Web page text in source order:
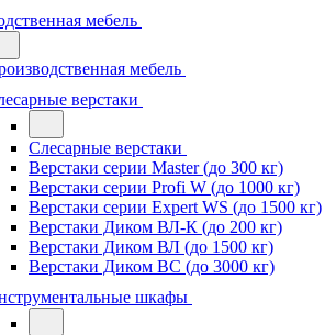
мебель
мебель
верстаки
Слесарные верстаки
Верстаки серии Master (до 300 кг)
Верстаки серии Profi W (до 1000 кг)
Верстаки серии Expert WS (до 1500 кг)
Верстаки Диком ВЛ-К (до 200 кг)
Верстаки Диком ВЛ (до 1500 кг)
Верстаки Диком ВС (до 3000 кг)
шкафы